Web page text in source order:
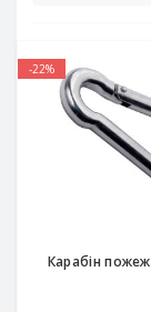
-22%
Карабін